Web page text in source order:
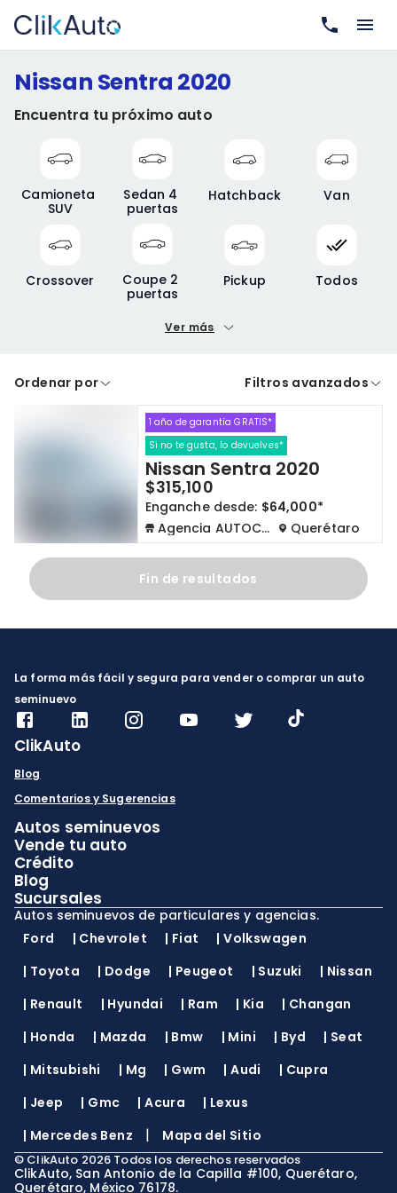
Nissan Sentra 2020
Encuentra tu próximo auto
Camioneta
SUV
Sedan 4
puertas
Hatchback Van
Crossover
Coupe 2
puertas
Pickup Todos
Precio máximo
A crédito De contado
Cdmx y Edo Mex Querétaro
Borrar todo Ver autos
Ver más
Ordenar por Filtros avanzados
1 año de garantía GRATIS*
Si no te gusta, lo devuelves*
Nissan Sentra 2020
$315,100
Enganche desde: $64,000*
Agencia AUTOCOM
Querétaro
Fin de resultados
La forma más fácil y segura para vender o comprar un auto
seminuevo
ClikAuto
Blog
Comentarios y Sugerencias
Autos seminuevos
Vende tu auto
Crédito
Blog
Sucursales
Autos seminuevos de particulares y agencias.
Ford
| Chevrolet | Fiat |Volkswagen
| Toyota | Dodge | Peugeot | Suzuki | Nissan
| Renault | Hyundai | Ram | Kia | Changan
| Honda | Mazda | Bmw | Mini | Byd | Seat
| Mitsubishi | Mg | Gwm |Audi | Cupra
| Jeep | Gmc |Acura | Lexus
| Mercedes Benz | Mapa del Sitio
© ClikAuto 2026 Todos los derechos reservados
ClikAuto, San Antonio de la Capilla #100, Querétaro,
Querétaro, México 76178.